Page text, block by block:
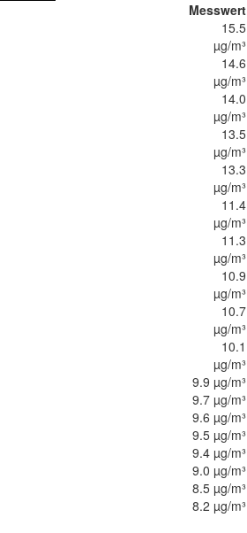
Messwert
15.5
µg/m³
14.6
µg/m³
14.0
µg/m³
13.5
µg/m³
13.3
µg/m³
11.4
µg/m³
11.3
µg/m³
10.9
µg/m³
10.7
µg/m³
10.1
µg/m³
9.9 µg/m³
9.7 µg/m³
9.6 µg/m³
9.5 µg/m³
9.4 µg/m³
9.0 µg/m³
8.5 µg/m³
8.2 µg/m³